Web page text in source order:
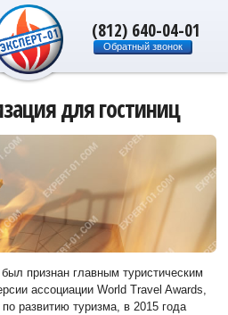
(812) 640-04-01
Обратный звонок
для гостиниц
признан главным туристическим
ассоциации World Travel Awards,
развитию туризма, в 2015 года